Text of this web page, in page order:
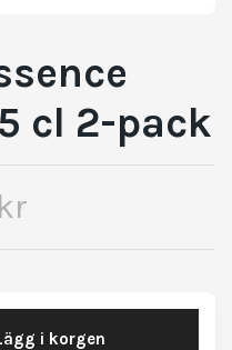
cl 2-pack
i korgen